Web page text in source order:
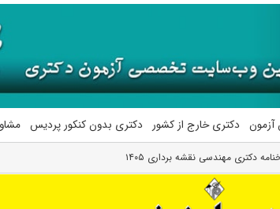
آزمون دکتری خارج از کشور دکتری بدون کنکور پردیس
دکتری مهندسی نقشه برداری ۱۴۰۵